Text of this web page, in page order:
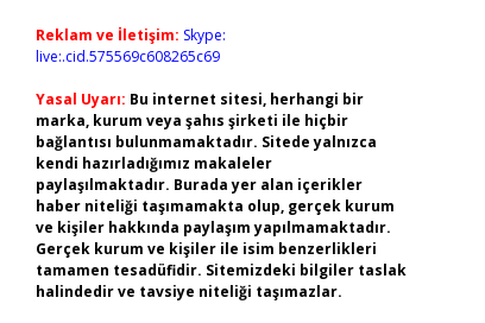
Reklam ve İletişim: Skype:
live:.cid.575569c608265c69
Yasal Uyarı: Bu internet sitesi, herhangi bir
marka, kurum veya şahıs şirketi ile hiçbir
bağlantısı bulunmamaktadır. Sitede yalnızca
kendi hazırladığımız makaleler
paylaşılmaktadır. Burada yer alan içerikler
haber niteliği taşımamakta olup, gerçek kurum
ve kişiler hakkında paylaşım yapılmamaktadır.
Gerçek kurum ve kişiler ile isim benzerlikleri
tamamen tesadüfidir. Sitemizdeki bilgiler taslak
halindedir ve tavsiye niteliği taşımazlar.